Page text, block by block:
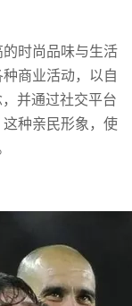
时尚品味与生活
商业活动，以自
并通过社交平台
种亲民形象，使